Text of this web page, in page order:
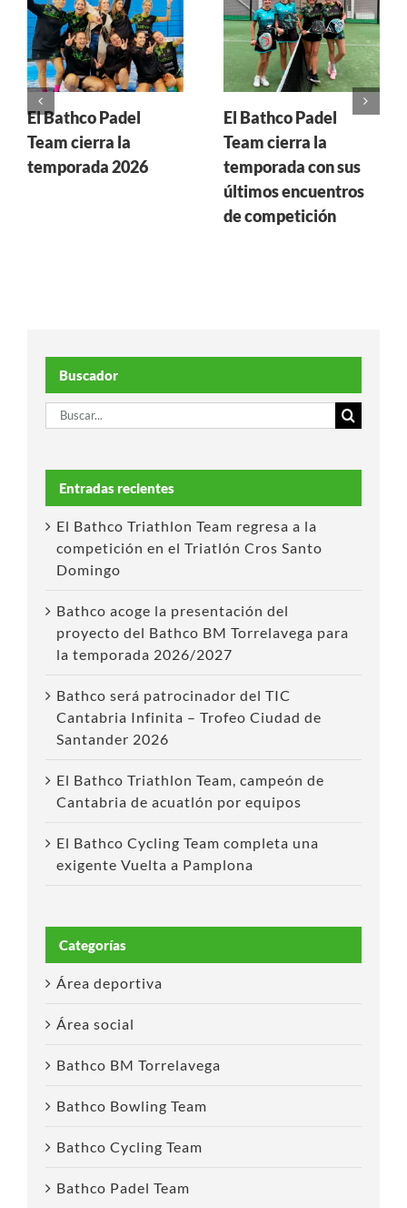
El Bathco Padel
Team cierra la
temporada 2026
El Bathco Padel
Team cierra la
temporada con sus
últimos encuentros
de competición
Buscador
Buscar:
Entradas recientes
El Bathco Triathlon Team regresa a la
competición en el Triatlón Cros Santo
Domingo
Bathco acoge la presentación del
proyecto del Bathco BM Torrelavega para
la temporada 2026/2027
Bathco será patrocinador del TIC
Cantabria Infinita – Trofeo Ciudad de
Santander 2026
El Bathco Triathlon Team, campeón de
Cantabria de acuatlón por equipos
El Bathco Cycling Team completa una
exigente Vuelta a Pamplona
Categorías
Área deportiva
Área social
Bathco BM Torrelavega
Bathco Bowling Team
Bathco Cycling Team
Bathco Padel Team